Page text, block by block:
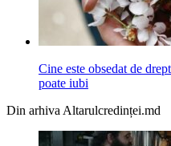
Cine este obsedat de
poate iubi
Din arhiva Altarulcredinței.md